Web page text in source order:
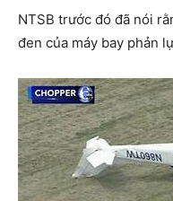
NTSB trước đó đã nói
đen của máy bay phản